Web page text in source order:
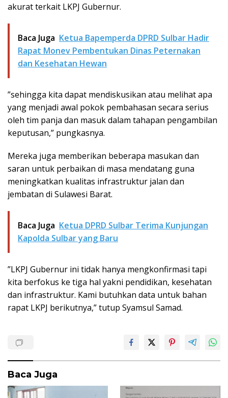
akurat terkait LKPJ Gubernur.
Baca Juga Ketua Bapemperda DPRD Sulbar Hadir
Rapat Monev Pembentukan Dinas Peternakan
dan Kesehatan Hewan
”sehingga kita dapat mendiskusikan atau melihat apa
yang menjadi awal pokok pembahasan secara serius
oleh tim panja dan masuk dalam tahapan pengambilan
keputusan,” pungkasnya.
Mereka juga memberikan beberapa masukan dan
saran untuk perbaikan di masa mendatang guna
meningkatkan kualitas infrastruktur jalan dan
jembatan di Sulawesi Barat.
Baca Juga Ketua DPRD Sulbar Terima Kunjungan
Kapolda Sulbar yang Baru
”LKPJ Gubernur ini tidak hanya mengkonfirmasi tapi
kita berfokus ke tiga hal yakni pendidikan, kesehatan
dan infrastruktur. Kami butuhkan data untuk bahan
rapat LKPJ berikutnya,” tutup Syamsul Samad.
Baca Juga